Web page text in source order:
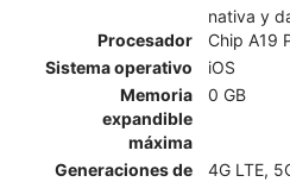
nativa y
Procesador
Chip A19
Sistema operativo
iOS
Memoria
expandible
máxima
0 GB
Generaciones de
4G LTE,